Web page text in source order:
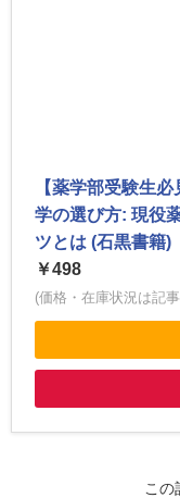
【薬学部受験生
学の選び方: 現役
ツとは (石黒書籍)
￥498
(価格・在庫状況は記
この